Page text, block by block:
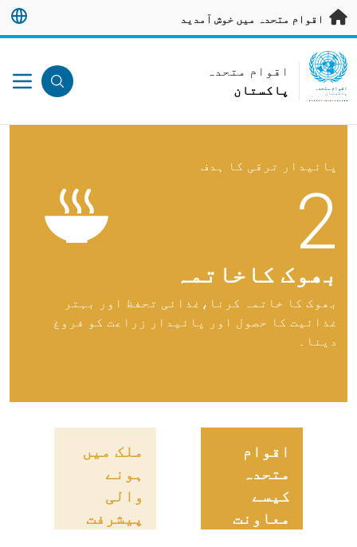
مرکزی مواد پر جائیں
اقوام متحدہ میں خوش آمدید
UN Logo
اقوام متحدہ
پاکستان
اقوام متحدہ
پاکستان
پائیدار ترقی کا ہدف
2
بھوک کاخاتمہ
بھوک کا خاتمہ کرنا،ٖغذائی تحفظ اور بہتر
غذائیت کا حصول اور پائیدار زراعت کو فروغ
دینا۔
اقوام
متحدہ
کیسے
معاونت
ملک میں
ہونے
والی
پیشرفت